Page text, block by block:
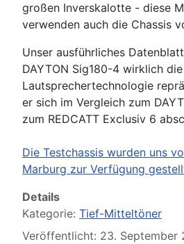
großen Inverskalotte - diese
verwenden auch die Chassis
Unser ausführliches
DAYTON Sig180-4 wirklich
Lautsprechertechnologie
er sich im Vergleich zum
zum REDCATT Exclusiv 6
Die Testchassis wurden uns
Marburg zur Verfügung
Details
Kategorie: Tief-Mitteltöner
Veröffentlicht: 23. September